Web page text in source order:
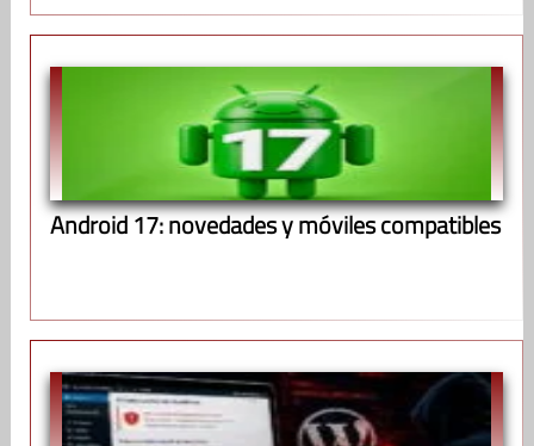
Android 17: novedades y móviles compatibles